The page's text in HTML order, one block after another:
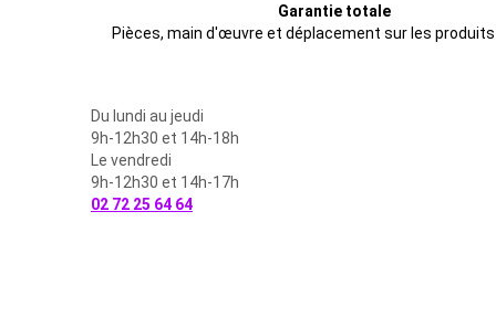
Garantie totale
Pièces, main d'œuvre et déplacement sur les
Du lundi au jeudi
9h-12h30 et 14h-18h
Le vendredi
9h-12h30 et 14h-17h
02 72 25 64 64